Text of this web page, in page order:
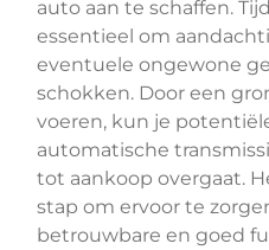
auto aan te schaffen.
essentieel om
eventuele ongewone
schokken. Door een
voeren, kun je
automatische
tot aankoop overgaat.
stap om ervoor te
betrouwbare en goed